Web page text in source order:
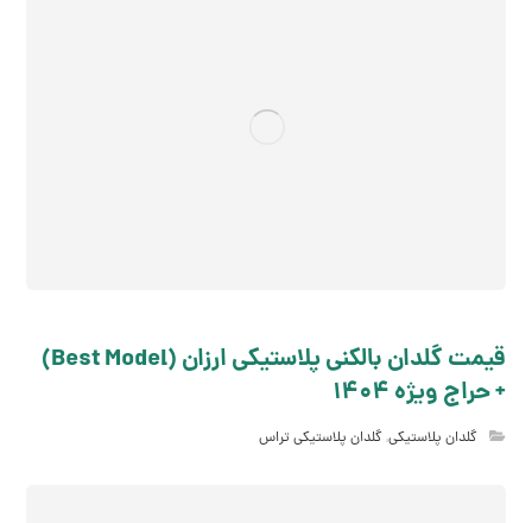
قیمت گلدان بالکنی پلاستیکی ارزان (Best Model)
+ حراج ویژه 1404
گلدان پلاستیکی,گلدان پلاستیکی تراس